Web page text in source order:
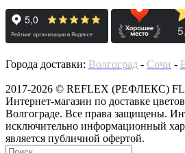
Города доставки: Волгоград - Сочи -
2017-2026 © REFLEX (РЕФЛЕКС)
Интернет-магазин по доставке
Волгограде. Все права защищены.
исключительно информационный
является публичной офертой.